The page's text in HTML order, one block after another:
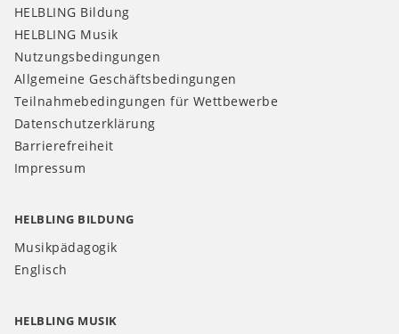
HELBLING Bildung
HELBLING Musik
Nutzungsbedingungen
Allgemeine Geschäftsbedingungen
Teilnahmebedingungen für Wettbewerbe
Datenschutzerklärung
Barrierefreiheit
Impressum
HELBLING BILDUNG
Musikpädagogik
Englisch
HELBLING MUSIK